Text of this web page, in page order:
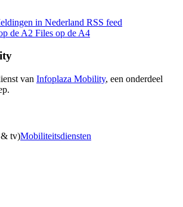
in Nederland RSS feed
de A2 Files op de A4
van Infoplaza Mobility, een onderdeel
tv)Mobiliteitsdiensten